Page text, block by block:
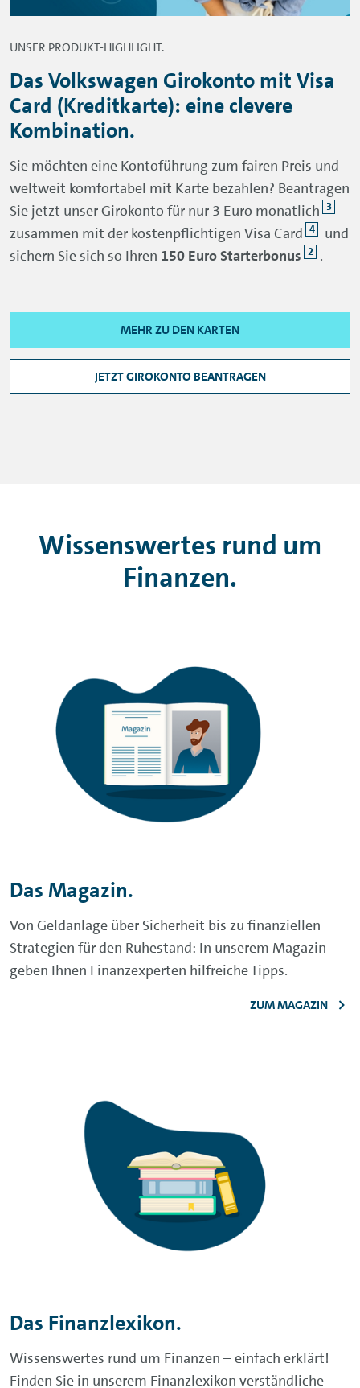
UNSER PRODUKT-HIGHLIGHT.
Das Volkswagen Girokonto mit Visa
Card (Kreditkarte): eine clevere
Kombination.
Sie möchten eine Kontoführung zum fairen Preis und
weltweit komfortabel mit Karte bezahlen? Beantragen
Sie jetzt unser Girokonto für nur 3 Euro monatlich 3
zusammen mit der kostenpflichtigen Visa Card 4
und
sichern Sie sich so Ihren 150 Euro Starterbonus 2 .
MEHR ZU DEN KARTEN
JETZT GIROKONTO BEANTRAGEN
Wissenswertes rund um
Finanzen.
Das Magazin.
Von Geldanlage über Sicherheit bis zu finanziellen
Strategien für den Ruhestand: In unserem Magazin
geben Ihnen Finanzexperten hilfreiche Tipps.
ZUM MAGAZIN
Das Finanzlexikon.
Wissenswertes rund um Finanzen – einfach erklärt!
Finden Sie in unserem Finanzlexikon verständliche